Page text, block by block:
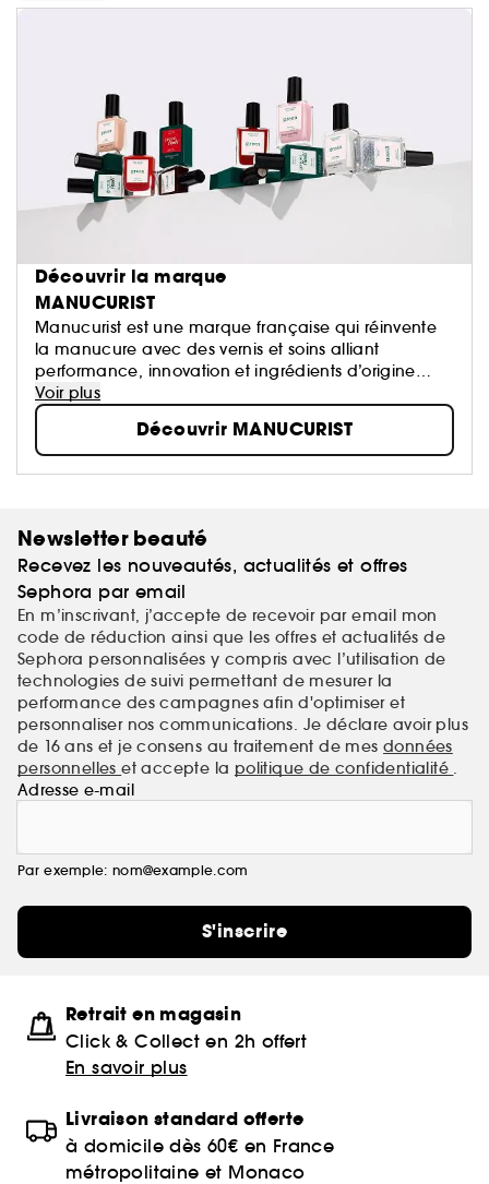
Découvrir la marque
MANUCURIST
Manucurist est une marque française qui réinvente
la manucure avec des vernis et soins alliant
performance, innovation et ingrédients d’origine
naturelle. Des formules plus clean pour des ongles
sublimés, sans compromis sur la couleur ou la tenue.
Your nails but better !
Voir plus
Découvrir MANUCURIST
Newsletter beauté
Recevez les nouveautés, actualités et offres
Sephora par email
En m’inscrivant, j’accepte de recevoir par email mon
code de réduction ainsi que les offres et actualités de
Sephora personnalisées y compris avec l’utilisation de
technologies de suivi permettant de mesurer la
performance des campagnes afin d'optimiser et
personnaliser nos communications. Je déclare avoir plus
de 16 ans et je consens au traitement de mes données
personnelleset accepte la politique de confidentialité .
Adresse e-mail
Par exemple: nom@example.com
S'inscrire
Retrait en magasin
Click & Collect en 2h offert
En savoir plus
Livraison standard offerte
à domicile dès 60€ en France
métropolitaine et Monaco